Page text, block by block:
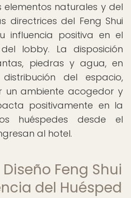
elementos naturales y del
directrices del Feng Shui
influencia positiva en el
lobby. La disposición
piedras y agua, en
del espacio,
un ambiente acogedor y
positivamente en la
huéspedes desde el
al hotel.
Feng Shui
del Huésped